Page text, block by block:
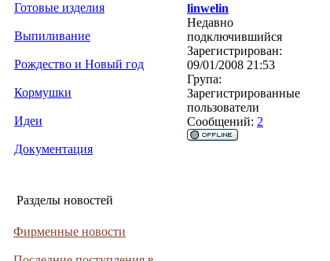
Готовые изделия
Выпиливание
Рождество и Новый год
Кормушки
Идеи
Документация
Разделы новостей
Фирменные новости
linwelin
Недавно
подключившийся
Зарегистрирован:
09/01/2008 21:53
Група:
Зарегистрированные
пользователи
Сообщений: 2